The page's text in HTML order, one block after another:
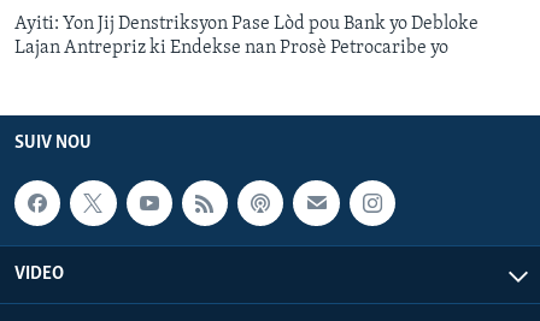
Ayiti: Yon Jij Denstriksyon Pase Lòd pou Bank yo Debloke
Lajan Antrepriz ki Endekse nan Prosè Petrocaribe yo
SUIV NOU
VIDEO